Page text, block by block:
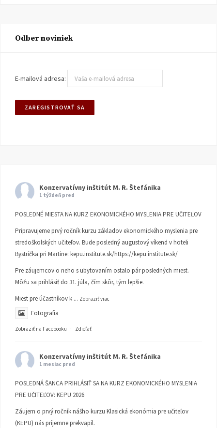
Odber noviniek
E-mailová adresa:
Konzervatívny inštitút M. R. Štefánika
1 týždeň pred
POSLEDNÉ MIESTA NA KURZ EKONOMICKÉHO MYSLENIA PRE UČITEĽOV
Pripravujeme prvý ročník kurzu základov ekonomického myslenia pre
stredoškolských učiteľov. Bude posledný augustový víkend v hoteli
Bystrička pri Martine: kepu.institute.sk/https://kepu.institute.sk/
Pre záujemcov o neho s ubytovaním ostalo pár posledných miest.
Môžu sa prihlásiť do 31. júla, čím skôr, tým lepšie.
Miest pre účastníkov k ... Zobraziť viac
Fotografia
Zobraziť na Facebooku · Zdieľať
Konzervatívny inštitút M. R. Štefánika
1 mesiac pred
POSLEDNÁ ŠANCA PRIHLÁSIŤ SA NA KURZ EKONOMICKÉHO MYSLENIA
PRE UČITEĽOV: KEPU 2026
Záujem o prvý ročník nášho kurzu Klasická ekonómia pre učiteľov
(KEPU) nás príjemne prekvapil.